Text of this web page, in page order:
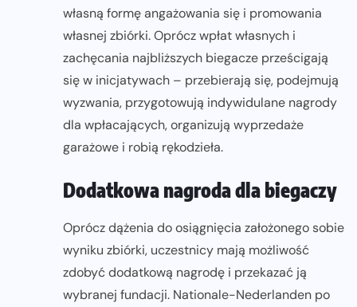
własną formę angażowania się i promowania
własnej zbiórki. Oprócz wpłat własnych i
zachęcania najbliższych biegacze prześcigają
się w inicjatywach – przebierają się, podejmują
wyzwania, przygotowują indywidulane nagrody
dla wpłacających, organizują wyprzedaże
garażowe i robią rękodzieła.
Dodatkowa nagroda dla biegaczy
Oprócz dążenia do osiągnięcia założonego sobie
wyniku zbiórki, uczestnicy mają możliwość
zdobyć dodatkową nagrodę i przekazać ją
wybranej fundacji. Nationale-Nederlanden po